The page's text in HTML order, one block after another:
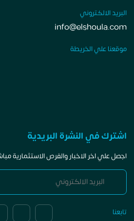
البريد الالكتروني
info@elshoula.com
موقعنا علي الخريطة
اشترك في النشرة البريدية
اجصل علي اخر الاخبار والفرص الاستثمارية
تابعنا